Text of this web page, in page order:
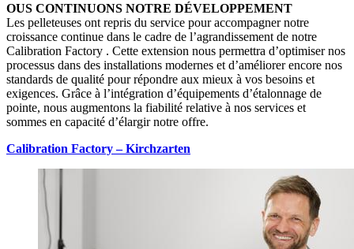
OUS CONTINUONS NOTRE DÉVELOPPEMENT
Les pelleteuses ont repris du service pour accompagner notre
croissance continue dans le cadre de l’agrandissement de notre
Calibration Factory . Cette extension nous permettra d’optimiser nos
processus dans des installations modernes et d’améliorer encore nos
standards de qualité pour répondre aux mieux à vos besoins et
exigences. Grâce à l’intégration d’équipements d’étalonnage de
pointe, nous augmentons la fiabilité relative à nos services et
sommes en capacité d’élargir notre offre.
Calibration Factory – Kirchzarten